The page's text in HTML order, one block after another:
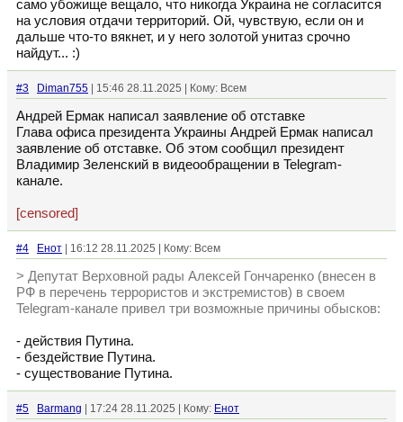
само убожище вещало, что никогда Украина не согласится
на условия отдачи территорий. Ой, чувствую, если он и
дальше что-то вякнет, и у него золотой унитаз срочно
найдут... :)
#3 Diman755 | 15:46 28.11.2025 | Кому: Всем
Андрей Ермак написал заявление об отставке
Глава офиса президента Украины Андрей Ермак написал
заявление об отставке. Об этом сообщил президент
Владимир Зеленский в видеообращении в Telegram-
канале.
[censored]
#4 Енот | 16:12 28.11.2025 | Кому: Всем
> Депутат Верховной рады Алексей Гончаренко (внесен в
РФ в перечень террористов и экстремистов) в своем
Telegram-канале привел три возможные причины обысков:
- действия Путина.
- бездействие Путина.
- существование Путина.
#5 Barmang | 17:24 28.11.2025 | Кому: Енот